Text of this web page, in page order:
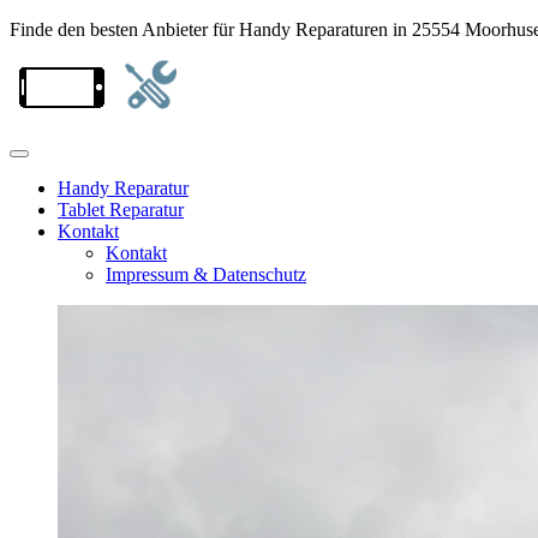
Finde den besten Anbieter für Handy Reparaturen in 25554
Handy Reparatur
Tablet Reparatur
Kontakt
Kontakt
Impressum & Datenschutz